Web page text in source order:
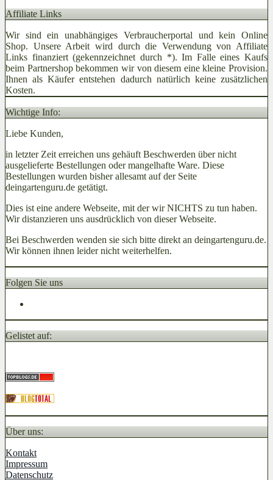
Affiliate Links
Wir sind ein unabhängiges Verbraucherportal und kein Online
Shop. Unsere Arbeit wird durch die Verwendung von Affiliate
Links finanziert (gekennzeichnet durch *). Im Falle eines Kaufs
beim Partnershop bekommen wir von diesem eine kleine Provision.
Ihnen als Käufer entstehen dadurch natürlich keine zusätzlichen
Kosten.
Wichtige Info:
Liebe Kunden,
in letzter Zeit erreichen uns gehäuft Beschwerden über nicht
ausgelieferte Bestellungen oder mangelhafte Ware. Diese
Bestellungen wurden bisher allesamt auf der Seite
deingartenguru.de getätigt.
Dies ist eine andere Webseite, mit der wir NICHTS zu tun haben.
Wir distanzieren uns ausdrücklich von dieser Webseite.
Bei Beschwerden wenden sie sich bitte direkt an deingartenguru.de.
Wir können ihnen leider nicht weiterhelfen.
Folgen Sie uns
Gelistet auf:
Über uns:
Kontakt
Impressum
Datenschutz